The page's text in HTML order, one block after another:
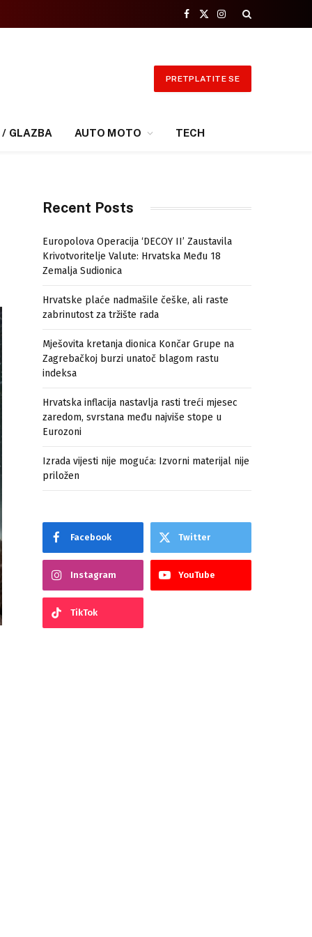
Facebook
X
Instagram
PRETPLATITE SE
/ GLAZBA AUTO MOTO TECH
Recent Posts
Europolova Operacija ‘DECOY II’ Zaustavila
Krivotvoritelje Valute: Hrvatska Među 18
Zemalja Sudionica
Hrvatske plaće nadmašile češke, ali raste
zabrinutost za tržište rada
Mješovita kretanja dionica Končar Grupe na
Zagrebačkoj burzi unatoč blagom rastu
indeksa
Hrvatska inflacija nastavlja rasti treći mjesec
zaredom, svrstana među najviše stope u
Eurozoni
Izrada vijesti nije moguća: Izvorni materijal nije
priložen
Facebook Twitter
Instagram YouTube
TikTok